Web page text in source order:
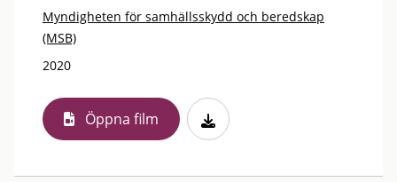
Myndigheten för samhällsskydd och beredskap
(MSB)
2020
Öppna film